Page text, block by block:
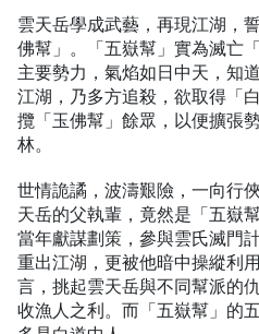
雲天岳學成武藝，再現江湖，
佛幫」。「五嶽幫」實為滅亡
主要勢力，氣焰如日中天，知
江湖，乃多方追殺，欲取得「
攬「玉佛幫」餘眾，以便擴張
林。
世情詭譎，波濤艱險，一向行
天岳的父執輩，竟然是「五嶽
當年獻謀劃策，參與雲氏滅門
重出江湖，更被他暗中操縱利
言，挑起雲天岳與不同幫派的
收漁人之利。而「五嶽幫」的